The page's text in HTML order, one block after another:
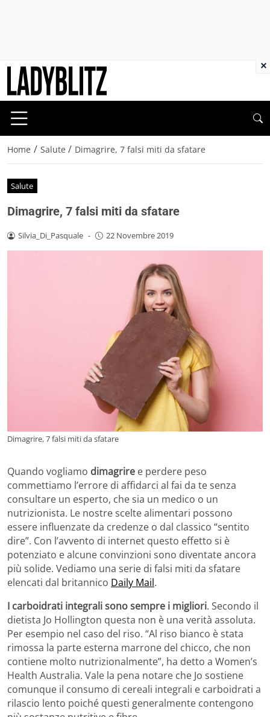
Home / Salute / Dimagrire, 7 falsi miti da sfatare
Salute
Dimagrire, 7 falsi miti da sfatare
Silvia_Di_Pasquale - 22 Novembre 2019
Dimagrire, 7 falsi miti da sfatare
Quando vogliamo dimagrire e perdere peso
commettiamo l’errore di affidarci al fai da te senza
consultare un esperto, che sia un medico o un
nutrizionista. Le nostre scelte alimentari possono
essere influenzate da credenze o dal classico “sentito
dire”. Con l’avvento di internet questo effetto si è
potenziato e alcune convinzioni sono diventate ancora
più solide. Vediamo una serie di falsi miti da sfatare
elencati dal britannico Daily Mail.
I carboidrati integrali sono sempre i migliori. Secondo il
dietista Jo Hollington questa non è una verità assoluta.
Per esempio nel caso del riso. “Al riso bianco è stata
rimossa la parte esterna marrone del chicco, che non
contiene molto nutrizionalmente”, ha detto a Women’s
Health Australia. Vale la pena notare che Jo sostiene
comunque il consumo di cereali integrali e carboidrati a
rilascio lento poiché questi generalmente contengono
×